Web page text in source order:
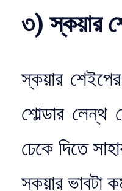
৩) স্কয়ার
স্কয়ার
শোল্ডার
ঢেকে দিতে
স্কয়ার ভাবটা